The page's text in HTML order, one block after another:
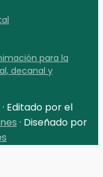
para la
decanal y
Editado por el
· Diseñado por